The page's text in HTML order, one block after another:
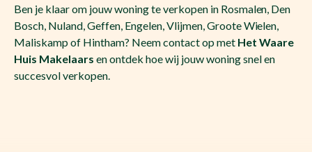
Ben je klaar om jouw woning te verkopen in Rosmalen, Den
Bosch, Nuland, Geffen, Engelen, Vlijmen, Groote Wielen,
Maliskamp of Hintham? Neem contact op met Het Waare
Huis Makelaars en ontdek hoe wij jouw woning snel en
succesvol verkopen.